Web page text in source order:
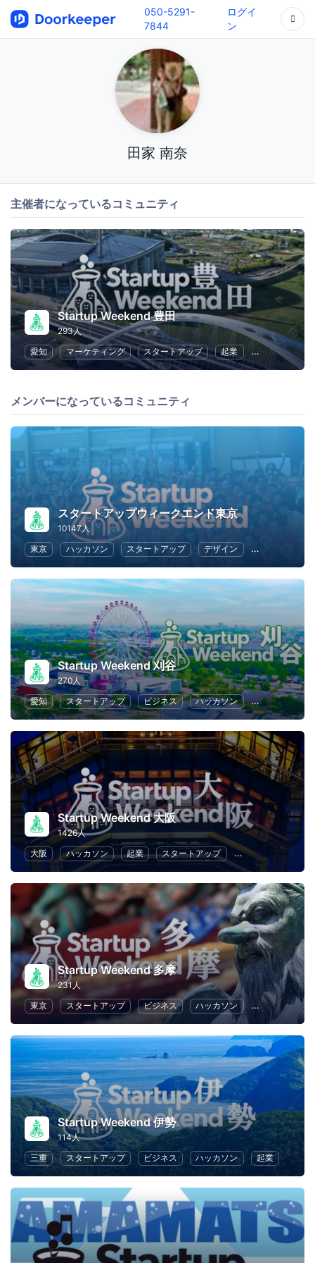
050-5291-
7844
ログイ
ン
田家 南奈
主催者になっているコミュニティ
Startup Weekend 豊田
293人
愛知
マーケティング スタートアップ 起業 ビジネス戦略
メンバーになっているコミュニティ
スタートアップウィークエンド東京
10147人
東京
ハッカソン スタートアップ デザイン マーケティング
Startup Weekend 刈谷
270人
愛知
スタートアップ ビジネス ハッカソン 起業 女性
Startup Weekend 大阪
1426人
大阪
ハッカソン 起業 スタートアップ デザイン
Startup Weekend 多摩
231人
東京
スタートアップ ビジネス ハッカソン 起業 女性
Startup Weekend 伊勢
114人
三重
スタートアップ ビジネス ハッカソン 起業